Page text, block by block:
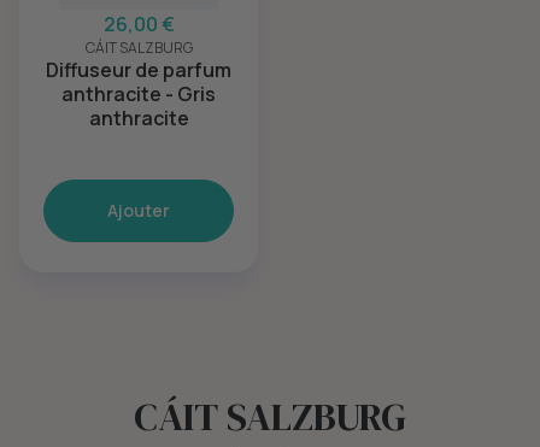
26,00 €
CÁIT SALZBURG
Diffuseur de parfum
anthracite - Gris
anthracite
Ajouter
CÁIT SALZBURG